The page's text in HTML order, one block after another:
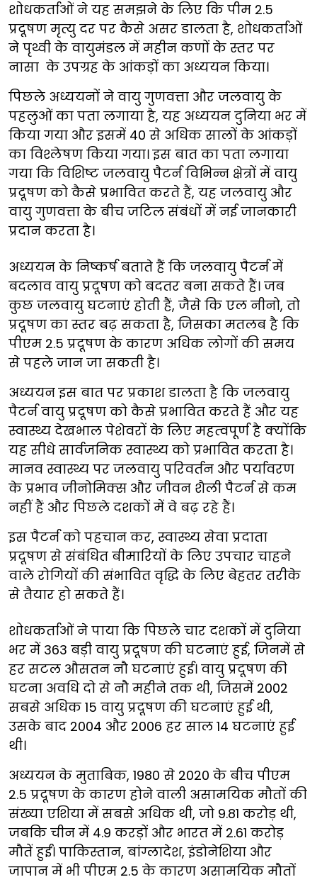
शोधकर्ताओं ने यह समझने के लिए कि पीम 2.5
प्रदूषण मृत्यु दर पर कैसे असर डालता है, शोधकर्ताओं
ने पृथ्वी के वायुमंडल में महीन कणों के स्तर पर
नासा के उपग्रह के आंकड़ों का अध्ययन किया।
पिछले अध्ययनों ने वायु गुणवत्ता और जलवायु के
पहलुओं का पता लगाया है, यह अध्ययन दुनिया भर में
किया गया और इसमें 40 से अधिक सालों के आंकड़ों
का विश्लेषण किया गया। इस बात का पता लगाया
गया कि विशिष्ट जलवायु पैटर्न विभिन्न क्षेत्रों में वायु
प्रदूषण को कैसे प्रभावित करते हैं, यह जलवायु और
वायु गुणवत्ता के बीच जटिल संबंधों में नई जानकारी
प्रदान करता है।
अध्ययन के निष्कर्ष बताते हैं कि जलवायु पैटर्न में
बदलाव वायु प्रदूषण को बदतर बना सकते हैं। जब
कुछ जलवायु घटनाएं होती हैं, जैसे कि एल नीनो, तो
प्रदूषण का स्तर बढ़ सकता है, जिसका मतलब है कि
पीएम 2.5 प्रदूषण के कारण अधिक लोगों की समय
से पहले जान जा सकती है।
अध्ययन इस बात पर प्रकाश डालता है कि जलवायु
पैटर्न वायु प्रदूषण को कैसे प्रभावित करते हैं और यह
स्वास्थ्य देखभाल पेशेवरों के लिए महत्वपूर्ण है क्योंकि
यह सीधे सार्वजनिक स्वास्थ्य को प्रभावित करता है।
मानव स्वास्थ्य पर जलवायु परिवर्तन और पर्यावरण
के प्रभाव जीनोमिक्स और जीवन शैली पैटर्न से कम
नहीं हैं और पिछले दशकों में वे बढ़ रहे हैं।
इस पैटर्न को पहचान कर, स्वास्थ्य सेवा प्रदाता
प्रदूषण से संबंधित बीमारियों के लिए उपचार चाहने
वाले रोगियों की संभावित वृद्धि के लिए बेहतर तरीके
से तैयार हो सकते हैं।
शोधकर्ताओं ने पाया कि पिछले चार दशकों में दुनिया
भर में 363 बड़ी वायु प्रदूषण की घटनाएं हुई, जिनमें से
हर सटल औसतन नौ घटनाएं हुई। वायु प्रदूषण की
घटना अवधि दो से नौ महीने तक थी, जिसमें 2002
सबसे अधिक 15 वायु प्रदूषण की घटनाएं हुई थी,
उसके बाद 2004 और 2006 हर साल 14 घटनाएं हुई
थी।
अध्ययन के मुताबिक, 1980 से 2020 के बीच पीएम
2.5 प्रदूषण के कारण होने वाली असामयिक मौतों की
संख्या एशिया में सबसे अधिक थी, जो 9.81 करोड़ थी,
जबकि चीन में 4.9 करड़ों और भारत में 2.61 करोड़
मौतें हुईं। पाकिस्तान, बांग्लादेश, इंडोनेशिया और
जापान में भी पीएम 2.5 के कारण असामयिक मौतों